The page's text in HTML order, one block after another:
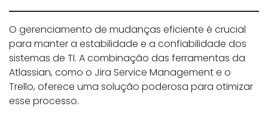
O gerenciamento de mudanças eficiente é crucial
para manter a estabilidade e a confiabilidade dos
sistemas de TI. A combinação das ferramentas da
Atlassian, como o Jira Service Management e o
Trello, oferece uma solução poderosa para otimizar
esse processo.